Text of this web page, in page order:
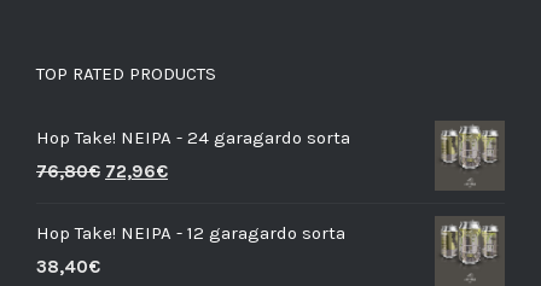
TOP RATED PRODUCTS
Hop Take! NEIPA - 24 garagardo sorta
76,80€ 72,96€
Hop Take! NEIPA - 12 garagardo sorta
38,40€